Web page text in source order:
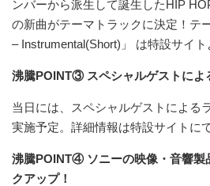
ンバーから派生して誕生したHIP
の新曲がテーマトラックに決定！テ
– Instrumental(Short)」 は特設サイト
沸騰POINT③ スペシャルゲストによ
当日には、スペシャルゲストによる
実施予定。詳細情報は特設サイトに
沸騰POINT④ ソニーの映像・音響製
クアップ！